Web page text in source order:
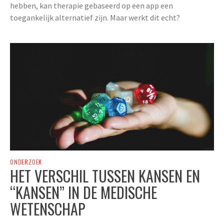
hebben, kan therapie gebaseerd op een app een
toegankelijk alternatief zijn. Maar werkt dit echt?
ONDERZOEK
HET VERSCHIL TUSSEN KANSEN EN
“KANSEN” IN DE MEDISCHE
WETENSCHAP